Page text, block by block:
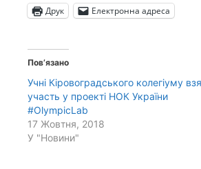
Друк Електронна адреса
Пов’язано
Учні Кіровоградського колегіуму
участь у проекті НОК України
#OlympicLab
17 Жовтня, 2018
У "Новини"